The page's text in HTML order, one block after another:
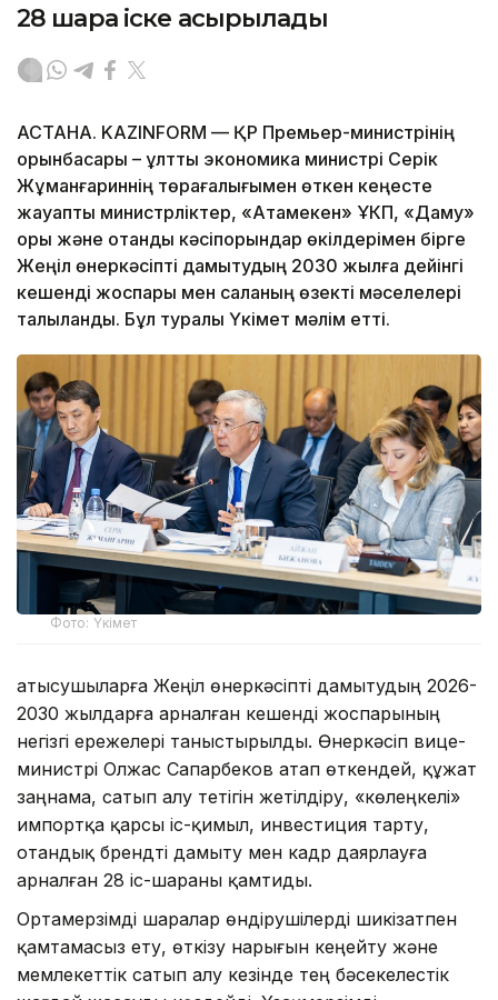
28 шара іске асырылады
АСТАНА. KAZINFORM — ҚР Премьер-министрінің
орынбасары – ұлттық экономика министрі Серік
Жұманғариннің төрағалығымен өткен кеңесте
жауапты министрліктер, «Атамекен» ҰКП, «Даму»
қоры және отандық кәсіпорындар өкілдерімен бірге
Жеңіл өнеркәсіпті дамытудың 2030 жылға дейінгі
кешенді жоспары мен саланың өзекті мәселелері
талқыланды. Бұл туралы Үкімет мәлім етті.
Фото: Үкімет
Қатысушыларға Жеңіл өнеркәсіпті дамытудың 2026-
2030 жылдарға арналған кешенді жоспарының
негізгі ережелері таныстырылды. Өнеркәсіп вице-
министрі Олжас Сапарбеков атап өткендей, құжат
заңнама, сатып алу тетігін жетілдіру, «көлеңкелі»
импортқа қарсы іс-қимыл, инвестиция тарту,
отандық брендті дамыту мен кадр даярлауға
арналған 28 іс-шараны қамтиды.
Ортамерзімді шаралар өндірушілерді шикізатпен
қамтамасыз ету, өткізу нарығын кеңейту және
мемлекеттік сатып алу кезінде тең бәсекелестік